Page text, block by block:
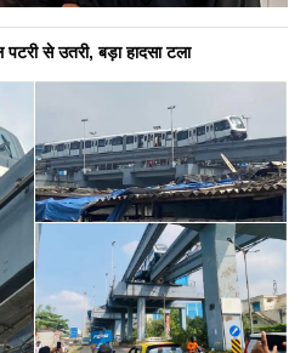
से उतरी, बड़ा हादसा टला